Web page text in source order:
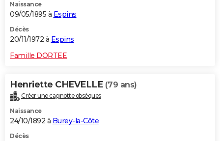
Naissance
09/05/1895 à Espins
Décès
20/11/1972 à Espins
Famille DORTEE
Henriette CHEVELLE (79 ans)
Créer une cagnotte obsèques
Naissance
24/10/1892 à Burey-la-Côte
Décès